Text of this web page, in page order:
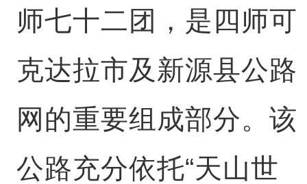
师七十二团，是四师可
克达拉市及新源县公路
网的重要组成部分。该
公路充分依托“天山世